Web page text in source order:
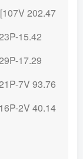
202.47
15.42
17.29
7V 93.76
2V 40.14